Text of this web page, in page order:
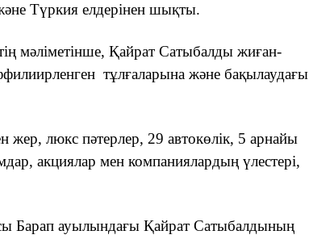
Түркия елдерінен шықты.
мәліметінше, Қайрат Сатыбалды жиған-
тұлғаларына және бақылаудағы
жер, люкс пәтерлер, 29 автокөлік, 5 арнайы
акциялар мен компаниялардың үлестері,
Барап ауылындағы Қайрат Сатыбалдының